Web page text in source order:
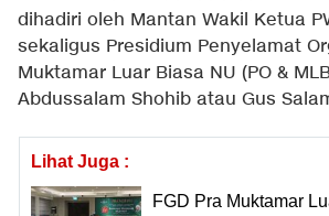
dihadiri oleh Mantan Wakil Ketua
sekaligus Presidium Penyelamat
Muktamar Luar Biasa NU (PO &
Abdussalam Shohib atau Gus
Lihat Juga :
FGD Pra Muktamar